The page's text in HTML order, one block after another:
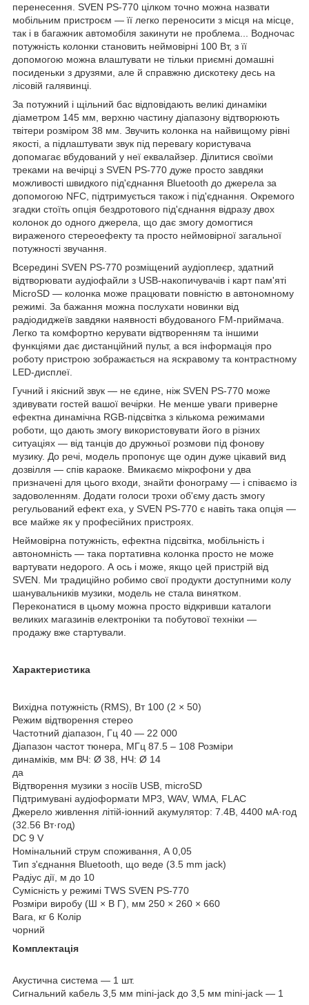
перенесення. SVEN PS-770 цілком точно можна назвати
мобільним пристроєм — її легко переносити з місця на місце,
так і в багажник автомобіля закинути не проблема... Водночас
потужність колонки становить неймовірні 100 Вт, з її
допомогою можна влаштувати не тільки приємні домашні
посиденьки з друзями, але й справжню дискотеку десь на
лісовій галявинці.
За потужний і щільний бас відповідають великі динаміки
діаметром 145 мм, верхню частину діапазону відтворюють
твітери розміром 38 мм. Звучить колонка на найвищому рівні
якості, а підлаштувати звук під перевагу користувача
допомагає вбудований у неї еквалайзер. Ділитися своїми
треками на вечірці з SVEN PS-770 дуже просто завдяки
можливості швидкого під'єднання Bluetooth до джерела за
допомогою NFC, підтримується також і під'єднання. Окремого
згадки стоїть опція бездротового під'єднання відразу двох
колонок до одного джерела, що дає змогу домогтися
вираженого стереоефекту та просто неймовірної загальної
потужності звучання.
Всередині SVEN PS-770 розміщений аудіоплеєр, здатний
відтворювати аудіофайли з USB-накопичувачів і карт пам'яті
MicroSD — колонка може працювати повністю в автономному
режимі. За бажання можна послухати новинки від
радіодиджеїв завдяки наявності вбудованого FM-приймача.
Легко та комфортно керувати відтворенням та іншими
функціями дає дистанційний пульт, а вся інформація про
роботу пристрою зображається на яскравому та контрастному
LED-дисплеї.
Гучний і якісний звук — не єдине, ніж SVEN PS-770 може
здивувати гостей вашої вечірки. Не менше уваги приверне
ефектна динамічна RGB-підсвітка з кількома режимами
роботи, що дають змогу використовувати його в різних
ситуаціях — від танців до дружньої розмови під фонову
музику. До речі, модель пропонує ще один дуже цікавий вид
дозвілля — спів караоке. Вмикаємо мікрофони у два
призначені для цього входи, знайти фонограму — і співаємо із
задоволенням. Додати голоси трохи об'єму дасть змогу
регульований ефект еха, у SVEN PS-770 є навіть така опція —
все майже як у професійних пристроях.
Неймовірна потужність, ефектна підсвітка, мобільність і
автономність — така портативна колонка просто не може
вартувати недорого. А ось і може, якщо цей пристрій від
SVEN. Ми традиційно робимо свої продукти доступними колу
шанувальників музики, модель не стала винятком.
Переконатися в цьому можна просто відкривши каталоги
великих магазинів електроніки та побутової техніки —
продажу вже стартували.
Характеристика
Вихідна потужність (RMS), Вт 100 (2 × 50)
Режим відтворення стерео
Частотний діапазон, Гц 40 — 22 000
Діапазон частот тюнера, МГц 87.5 – 108 Розміри
динаміків, мм ВЧ: Ø 38, НЧ: Ø 14
да
Відтворення музики з носіїв USB, microSD
Підтримувані аудіоформати MP3, WAV, WMA, FLAC
Джерело живлення літій-іонний акумулятор: 7.4В, 4400 мА·год
(32.56 Вт·год)
DC 9 V
Номінальний струм споживання, А 0,05
Тип з'єднання Bluetooth, що веде (3.5 mm jack)
Радіус дії, м до 10
Сумісність у режимі TWS SVEN PS-770
Розміри виробу (Ш × В Г), мм 250 × 260 × 660
Вага, кг 6 Колір
чорний
Комплектація
Акустична система — 1 шт.
Сигнальний кабель 3,5 мм mini-jack до 3,5 мм mini-jack — 1